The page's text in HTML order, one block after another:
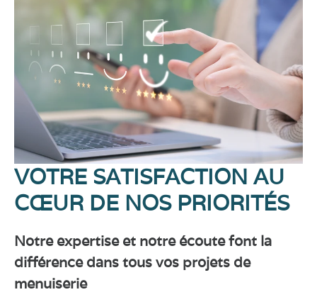
VOTRE SATISFACTION AU
CŒUR DE NOS PRIORITÉS
Notre expertise et notre écoute font la
différence dans tous vos projets de
menuiserie